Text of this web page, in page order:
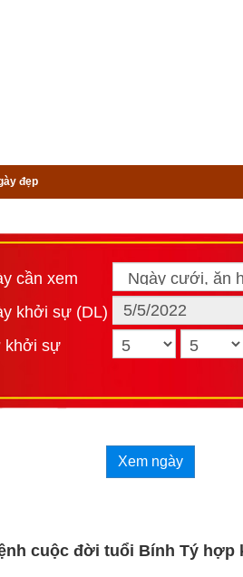
đẹp
cần xem
khởi sự (DL)
khởi sự
Xem ngày
cuộc đời tuổi Bính Tý hợp